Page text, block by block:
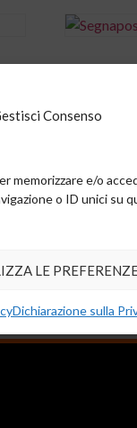
Consenso
memorizzare e/o
o ID unici
LE
Dichiarazione sulla
Aggiungi al